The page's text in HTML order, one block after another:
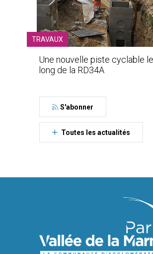
TRAVAUX
Une nouvelle piste cyclable le
long de la RD34A
S'abonner
Toutes les actualités